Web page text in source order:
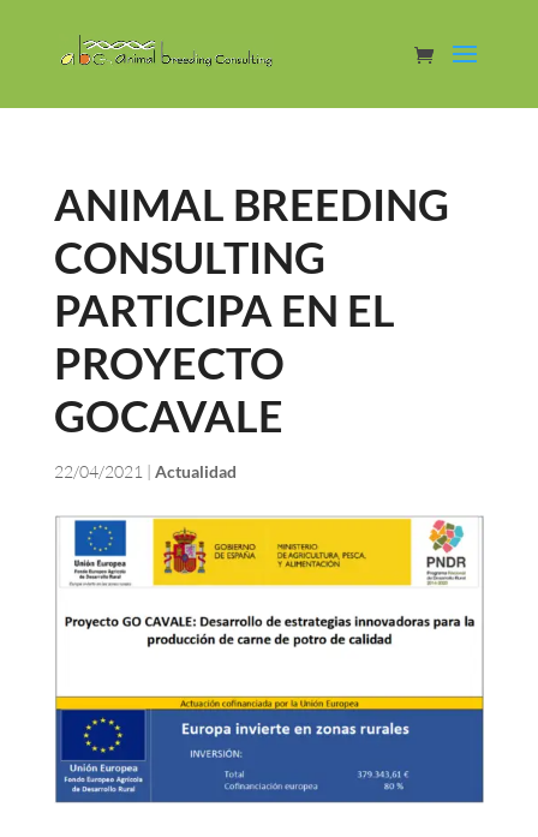
ANIMAL BREEDING
CONSULTING
PARTICIPA EN EL
PROYECTO
GOCAVALE
22/04/2021 | Actualidad